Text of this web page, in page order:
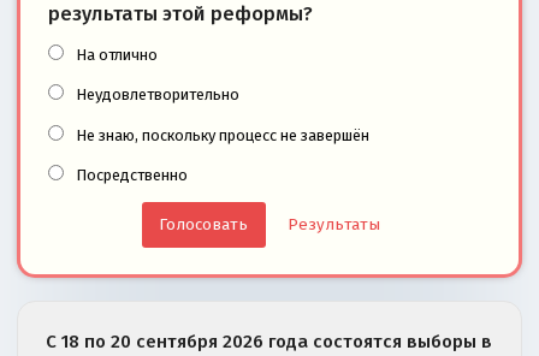
результаты этой реформы?
На отлично
Неудовлетворительно
Не знаю, поскольку процесс не завершён
Посредственно
Результаты
С 18 по 20 сентября 2026 года состоятся выборы в